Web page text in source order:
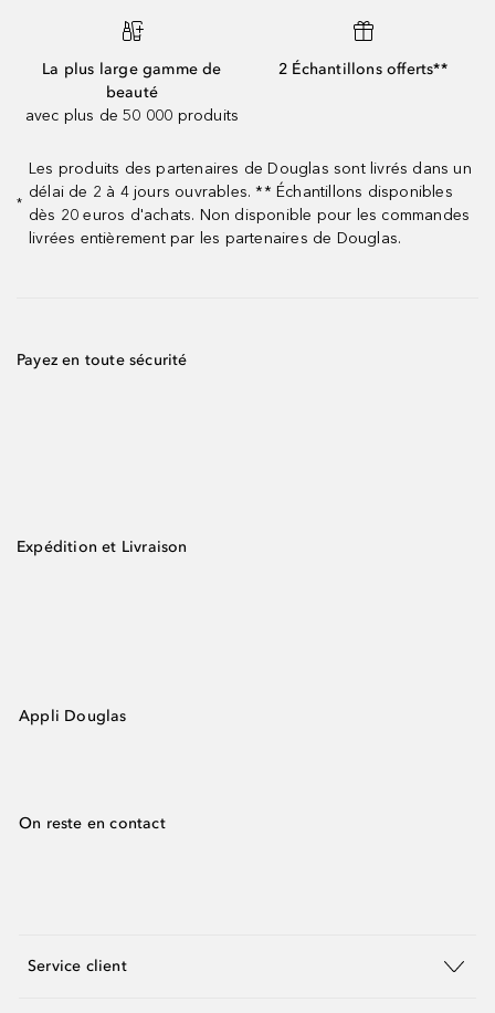
La plus large gamme de
beauté
avec plus de 50 000 produits
2 Échantillons offerts**
*
Les produits des partenaires de Douglas sont livrés dans un
délai de 2 à 4 jours ouvrables. ** Échantillons disponibles
dès 20 euros d'achats. Non disponible pour les commandes
livrées entièrement par les partenaires de Douglas.
Payez en toute sécurité
Expédition et Livraison
Appli Douglas
On reste en contact
Service client